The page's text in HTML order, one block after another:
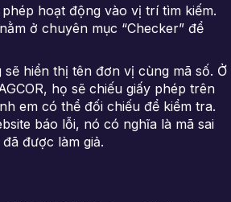
hoạt động vào vị trí tìm kiếm.
ở chuyên mục “Checker” để
hiển thị tên đơn vị cùng mã số. Ở
họ sẽ chiếu giấy phép trên
em có thể đối chiếu để kiểm tra.
báo lỗi, nó có nghĩa là mã sai
được làm giả.